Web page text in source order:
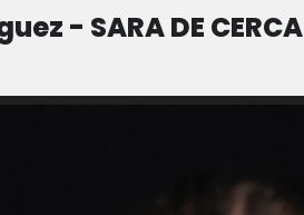
- SARA DE CERCA